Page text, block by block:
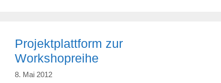
Projektplattform zur
Workshopreihe
8. Mai 2012